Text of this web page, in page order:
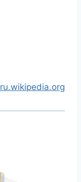
ru.wikipedia.org